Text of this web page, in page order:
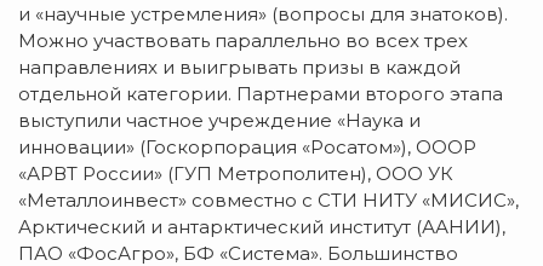
и «научные устремления» (вопросы для знатоков).
Можно участвовать параллельно во всех трех
направлениях и выигрывать призы в каждой
отдельной категории. Партнерами второго этапа
выступили частное учреждение «Наука и
инновации» (Госкорпорация «Росатом»), ОООР
«АРВТ России» (ГУП Метрополитен), ООО УК
«Металлоинвест» совместно с СТИ НИТУ «МИСИС»,
Арктический и антарктический институт (ААНИИ),
ПАО «ФосАгро», БФ «Система». Большинство